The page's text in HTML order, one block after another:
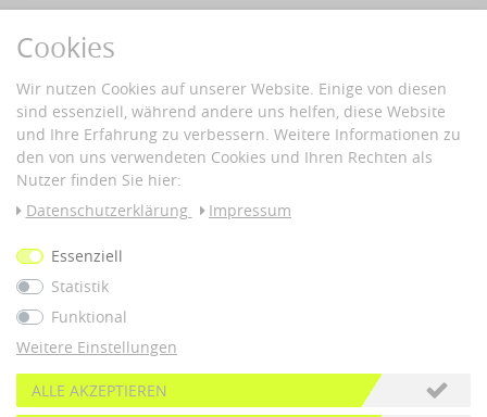
IHRE VORTEILE
Schnelle Lieferzeiten
Käuferschutz
Datenschutz
Sichere Zahlung mit SSL-Verschlüsselung
© 2026 nous42 |
*Alle Preise inkl. 19% MwSt. und zzgl. Versandkosten
Cookies
Wir nutzen Cookies auf unserer Website. Einige von diesen
sind essenziell, während andere uns helfen, diese Website
und Ihre Erfahrung zu verbessern. Weitere Informationen zu
den von uns verwendeten Cookies und Ihren Rechten als
Nutzer finden Sie hier:
Daten­schutz­erklärung
Impressum
Essenziell
Statistik
Funktional
Weitere Einstellungen
ALLE AKZEPTIEREN